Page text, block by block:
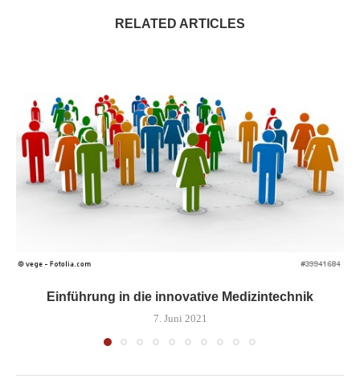
RELATED ARTICLES
Einführung in die innovative Medizintechnik
7. Juni 2021